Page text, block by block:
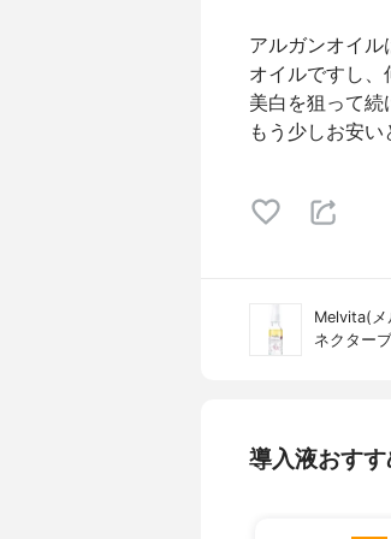
アルガンオイ
オイルですし、
美白を狙って続
もう少しお安
Melvita(メ
ネクター
導入液おす